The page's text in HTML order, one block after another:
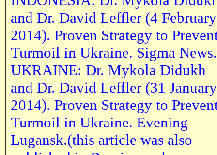
and Dr. David Leffler (4 February
2014). Proven Strategy to
Turmoil in Ukraine. Sigma News.
UKRAINE: Dr. Mykola Didukh
and Dr. David Leffler (31 January
2014). Proven Strategy to
Turmoil in Ukraine. Evening
Lugansk.(this article was also